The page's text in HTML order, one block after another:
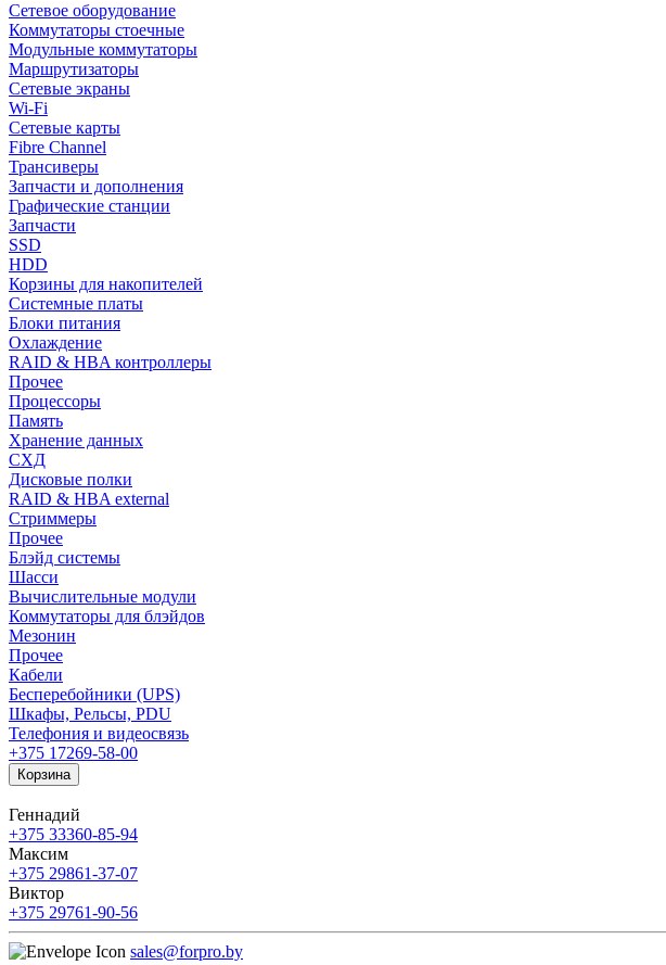
Сетевое оборудование
Коммутаторы стоечные
Модульные коммутаторы
Маршрутизаторы
Сетевые экраны
Wi-Fi
Сетевые карты
Fibre Channel
Трансиверы
Запчасти и дополнения
Графические станции
Запчасти
SSD
HDD
Корзины для накопителей
Системные платы
Блоки питания
Охлаждение
RAID & HBA контроллеры
Прочее
Процессоры
Память
Хранение данных
СХД
Дисковые полки
RAID & HBA external
Стриммеры
Прочее
Блэйд системы
Шасси
Вычислительные модули
Коммутаторы для блэйдов
Мезонин
Прочее
Кабели
Бесперебойники (UPS)
Шкафы, Рельсы, PDU
Телефония и видеосвязь
+375 17269-58-00
Корзина
Геннадий
+375 33360-85-94
Максим
+375 29861-37-07
Виктор
+375 29761-90-56
sales@forpro.by